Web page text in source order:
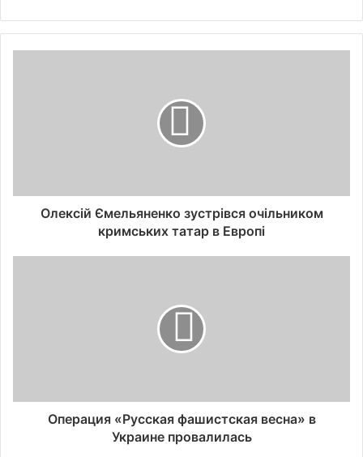
Олексій Ємельяненко зустрівся очільником
кримських татар в Европі
Операция «Русская фашистская весна» в
Украине провалилась